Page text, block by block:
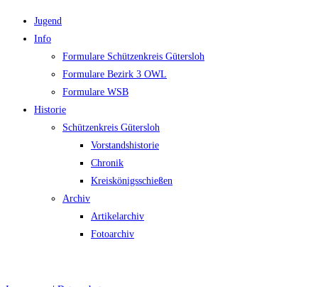
Jugend
Info
Formulare Schützenkreis Gütersloh
Formulare Bezirk 3 OWL
Formulare WSB
Historie
Schützenkreis Gütersloh
Vorstandshistorie
Chronik
Kreiskönigsschießen
Archiv
Artikelarchiv
Fotoarchiv